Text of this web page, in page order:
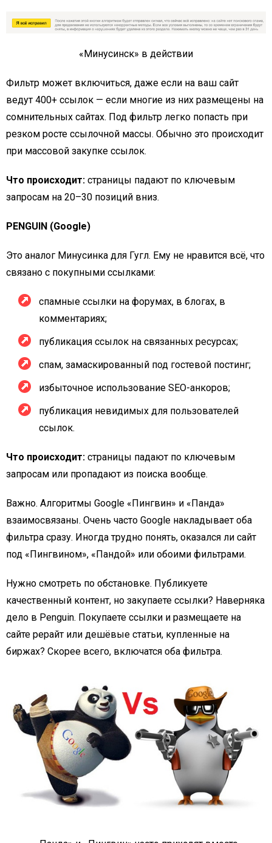
«Минусинск» в действии
Фильтр может включиться, даже если на ваш сайт
ведут 400+ ссылок — если многие из них размещены на
сомнительных сайтах. Под фильтр легко попасть при
резком росте ссылочной массы. Обычно это происходит
при массовой закупке ссылок.
Что происходит: страницы падают по ключевым
запросам на 20–30 позиций вниз.
PENGUIN (Google)
Это аналог Минусинка для Гугл. Ему не нравится всё, что
связано с покупными ссылками:
спамные ссылки на форумах, в блогах, в
комментариях;
публикация ссылок на связанных ресурсах;
спам, замаскированный под гостевой постинг;
избыточное использование SEO-анкоров;
публикация невидимых для пользователей
ссылок.
Что происходит: страницы падают по ключевым
запросам или пропадают из поиска вообще.
Важно. Алгоритмы Google «Пингвин» и «Панда»
взаимосвязаны. Очень часто Google накладывает оба
фильтра сразу. Иногда трудно понять, оказался ли сайт
под «Пингвином», «Пандой» или обоими фильтрами.
Нужно смотреть по обстановке. Публикуете
качественный контент, но закупаете ссылки? Наверняка
дело в Penguin. Покупаете ссылки и размещаете на
сайте рерайт или дешёвые статьи, купленные на
биржах? Скорее всего, включатся оба фильтра.